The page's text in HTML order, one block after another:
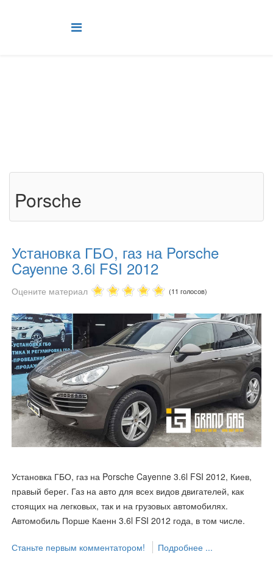
Porsche
Установка ГБО, газ на Porsche
Cayenne 3.6l FSI 2012
Оцените материал (11 голосов)
Установка ГБО, газ на Porsche Cayenne 3.6l FSI 2012, Киев,
правый берег. Газ на авто для всех видов двигателей, как
стоящих на легковых, так и на грузовых автомобилях.
Автомобиль Порше Каенн 3.6l FSI 2012 года, в том числе.
Станьте первым комментатором! Подробнее ...